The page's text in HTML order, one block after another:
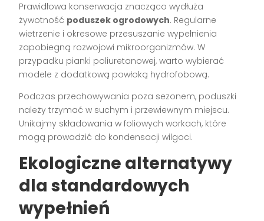
Prawidłowa konserwacja znacząco wydłuża
żywotność poduszek ogrodowych. Regularne
wietrzenie i okresowe przesuszanie wypełnienia
zapobiegną rozwojowi mikroorganizmów. W
przypadku pianki poliuretanowej, warto wybierać
modele z dodatkową powłoką hydrofobową.
Podczas przechowywania poza sezonem, poduszki
należy trzymać w suchym i przewiewnym miejscu.
Unikajmy składowania w foliowych workach, które
mogą prowadzić do kondensacji wilgoci.
Ekologiczne alternatywy
dla standardowych
wypełnień